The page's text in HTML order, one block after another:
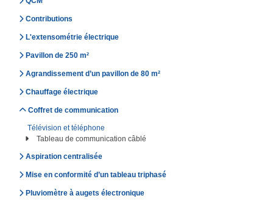
Contributions
L'extensométrie électrique
Pavillon de 250 m²
Agrandissement d’un pavillon de 80 m²
Chauffage électrique
Coffret de communication
Télévision et téléphone
Tableau de communication câblé
Aspiration centralisée
Mise en conformité d’un tableau triphasé
Pluviomètre à augets électronique